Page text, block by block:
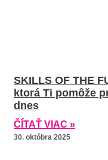
SKILLS OF THE
ktorá Ti pomôže
dnes
ČÍTAŤ VIAC »
30. októbra 2025